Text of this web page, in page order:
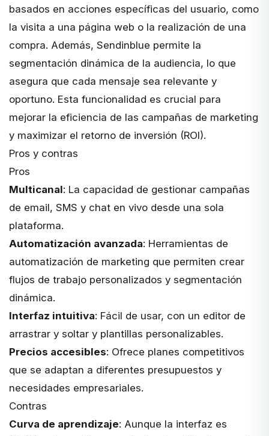
basados en acciones específicas del usuario, como
la visita a una página web o la realización de una
compra. Además, Sendinblue permite la
segmentación dinámica de la audiencia, lo que
asegura que cada mensaje sea relevante y
oportuno. Esta funcionalidad es crucial para
mejorar la eficiencia de las campañas de marketing
y maximizar el retorno de inversión (ROI).
Pros y contras
Pros
Multicanal: La capacidad de gestionar campañas
de email, SMS y chat en vivo desde una sola
plataforma.
Automatización avanzada: Herramientas de
automatización de marketing que permiten crear
flujos de trabajo personalizados y segmentación
dinámica.
Interfaz intuitiva: Fácil de usar, con un editor de
arrastrar y soltar y plantillas personalizables.
Precios accesibles: Ofrece planes competitivos
que se adaptan a diferentes presupuestos y
necesidades empresariales.
Contras
Curva de aprendizaje: Aunque la interfaz es